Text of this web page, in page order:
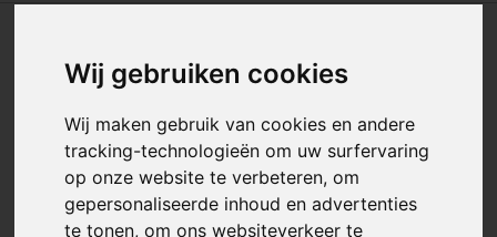
Wij gebruiken cookies
Wij maken gebruik van cookies en andere
tracking-technologieën om uw surfervaring
op onze website te verbeteren, om
gepersonaliseerde inhoud en advertenties
te tonen, om ons websiteverkeer te
mm
Artikelnummer: 125323